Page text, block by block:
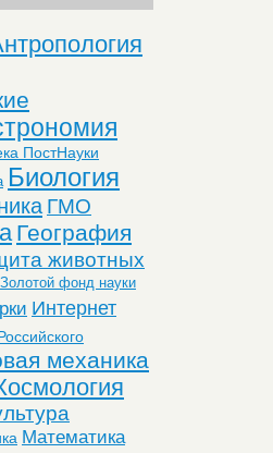
ПостНауки
Биология
ГМО
География
животных
Золотой фонд науки
Интернет
механика
Математика